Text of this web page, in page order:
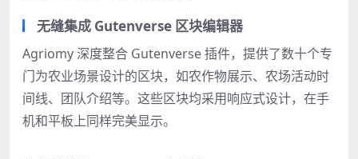
无缝集成 Gutenverse 区块编辑器
Agriomy 深度整合 Gutenverse 插件，提供了数十个专
门为农业场景设计的区块，如农作物展示、农场活动时
间线、团队介绍等。这些区块均采用响应式设计，在手
机和平板上同样完美显示。